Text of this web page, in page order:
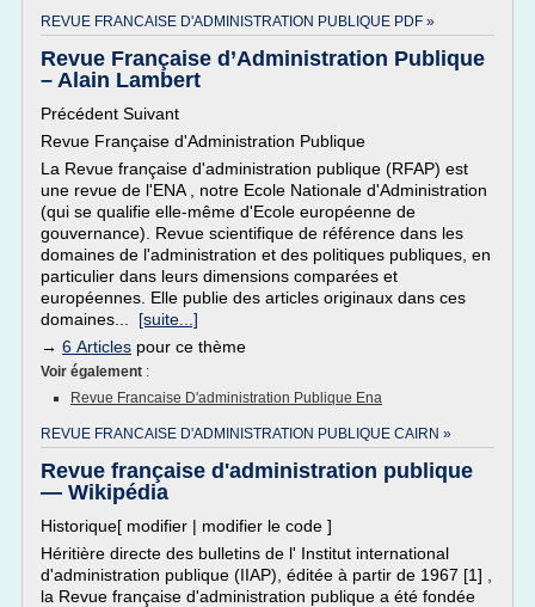
REVUE FRANCAISE D'ADMINISTRATION PUBLIQUE PDF »
Revue Française d’Administration Publique
– Alain Lambert
Précédent Suivant
Revue Française d'Administration Publique
La Revue française d'administration publique (RFAP) est
une revue de l'ENA , notre Ecole Nationale d'Administration
(qui se qualifie elle-même d'Ecole européenne de
gouvernance). Revue scientifique de référence dans les
domaines de l'administration et des politiques publiques, en
particulier dans leurs dimensions comparées et
européennes. Elle publie des articles originaux dans ces
domaines... [suite...]
→ 6 Articles pour ce thème
Voir également :
Revue Francaise D'administration Publique Ena
REVUE FRANCAISE D'ADMINISTRATION PUBLIQUE CAIRN »
Revue française d'administration publique
— Wikipédia
Historique[ modifier | modifier le code ]
Héritière directe des bulletins de l' Institut international
d'administration publique (IIAP), éditée à partir de 1967 [1] ,
la Revue française d'administration publique a été fondée